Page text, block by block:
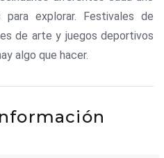
explorar. Festivales de
de arte y juegos deportivos
algo que hacer.